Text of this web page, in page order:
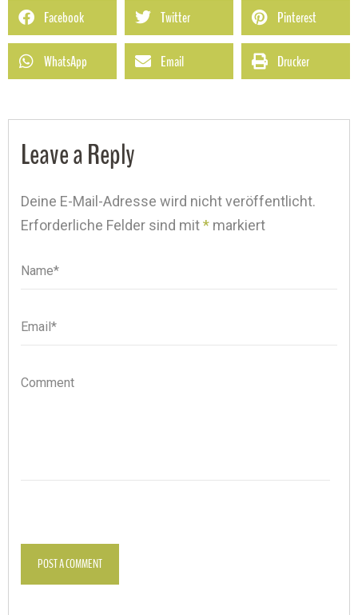
Facebook Twitter Pinterest
WhatsApp Email Drucker
Leave a Reply
Deine E-Mail-Adresse wird nicht veröffentlicht.
Erforderliche Felder sind mit* markiert
Name*
Name
Email*
Email
Comment
POST A COMMENT